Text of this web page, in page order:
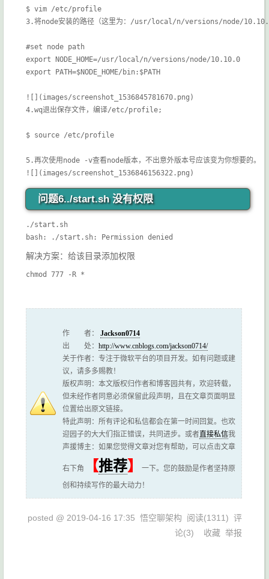
$ vim /etc/profile
3.将node安装的路径（这里为：/usr/local/n/versions/node/10.10.0
#set node path
export NODE_HOME=/usr/local/n/versions/node/10.10.0
export PATH=$NODE_HOME/bin:$PATH
![](images/screenshot_1536845781670.png)
4.wq退出保存文件，编译/etc/profile;
$ source /etc/profile
5.再次使用node -v查看node版本，不出意外版本号应该变为你想要的。
![](images/screenshot_1536846156322.png)
问题6../start.sh 没有权限
./start.sh
bash: ./start.sh: Permission denied
解决方案：给该目录添加权限
作 者：
Jackson0714
出 处： http://www.cnblogs.com/jackson0714/
关于作者：专注于微软平台的项目开发。如有问题或建
议，请多多赐教！
版权声明：本文版权归作者和博客园共有，欢迎转载，
但未经作者同意必须保留此段声明，且在文章页面明显
位置给出原文链接。
特此声明：所有评论和私信都会在第一时间回复。也欢
迎园子的大大们指正错误，共同进步。或者直接私信我
声援博主：如果您觉得文章对您有帮助，可以点击文章
右下角 【推荐】
一下。您的鼓励是作者坚持原
创和持续写作的最大动力！
posted @ 2019-04-16 17:35 悟空聊架构 阅读(1311) 评
论(3) 收藏 举报